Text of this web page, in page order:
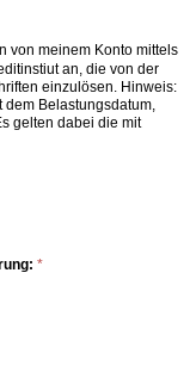
von meinem Konto mittels
an, die von der
einzulösen. Hinweis:
dem Belastungsdatum,
gelten dabei die mit
*